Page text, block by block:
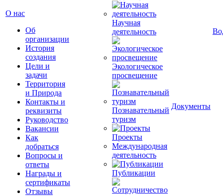
О нас
Об
организации
История
создания
Цели и
задачи
Территория
и Природа
Контакты и
реквизиты
Руководство
Вакансии
Как
добраться
Вопросы и
ответы
Награды и
сертификаты
Отзывы
Научная
деятельность
Экологическое
просвещение
Познавательный
туризм
Проекты
Международная
деятельность
Публикации
Документы